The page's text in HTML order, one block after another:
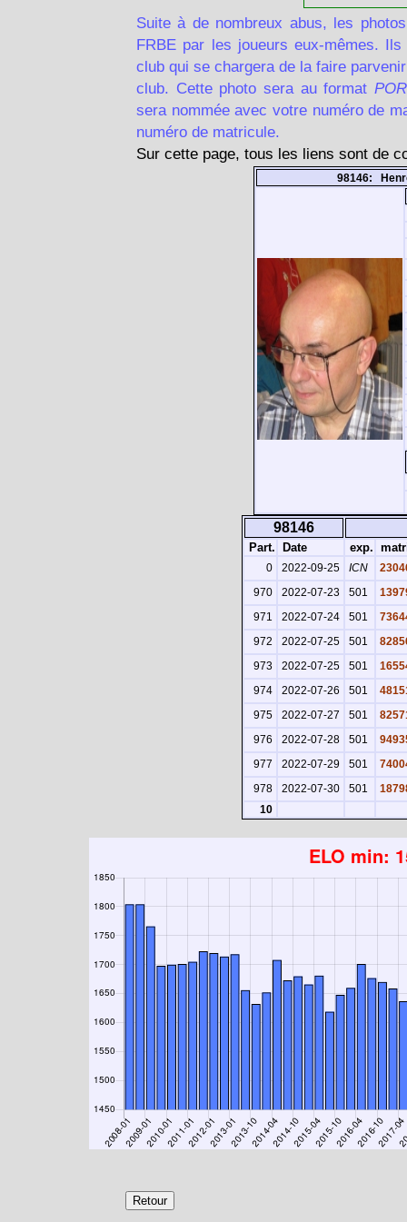
Suite à de nombreux abus, les
FRBE par les joueurs eux-mêmes.
club qui se chargera de la faire
club. Cette photo sera au format
sera nommée avec votre numéro de
numéro de matricule.
Sur cette page, tous les liens sont de
98146:
98146
Part. Date exp.
0 2022-09-25 ICN
970
2022-07-23 501
971
2022-07-24 501
972
2022-07-25 501
973
2022-07-25 501
974
2022-07-26 501
975
2022-07-27 501
976
2022-07-28 501
977
2022-07-29 501
978
2022-07-30 501
10